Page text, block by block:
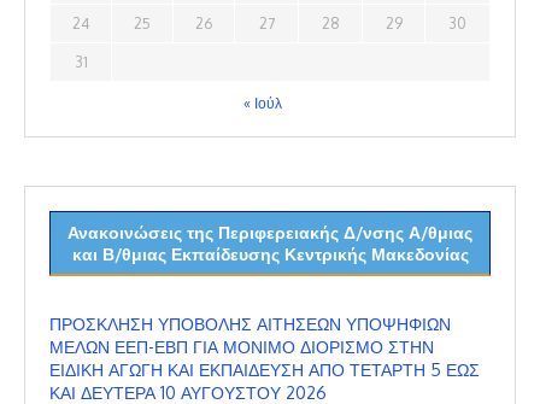
24 25 26 27 28 29 30
31
« Ιούλ
Ανακοινώσεις της Περιφερειακής Δ/νσης Α/θμιας
και Β/θμιας Εκπαίδευσης Κεντρικής Μακεδονίας
ΠΡΟΣΚΛΗΣΗ ΥΠΟΒΟΛΗΣ ΑΙΤΗΣΕΩΝ ΥΠΟΨΗΦΙΩΝ
ΜΕΛΩΝ ΕΕΠ-ΕΒΠ ΓΙΑ ΜΟΝΙΜΟ ΔΙΟΡΙΣΜΟ ΣΤΗΝ
ΕΙΔΙΚΗ ΑΓΩΓΗ ΚΑΙ ΕΚΠΑΙΔΕΥΣΗ ΑΠΟ ΤΕΤΑΡΤΗ 5 ΕΩΣ
ΚΑΙ ΔΕΥΤΕΡΑ 10 ΑΥΓΟΥΣΤΟΥ 2026